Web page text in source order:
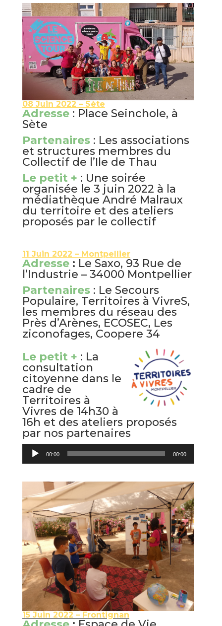
08 Juin 2022 – Sète
Adresse: Place Seinchole, à
Sète
Partenaires: Les associations
et structures membres du
Collectif de l’Ile de Thau
Le petit + : Une soirée
organisée le 3 juin 2022 à la
médiathèque André Malraux
du territoire et des ateliers
proposés par le collectif
11 Juin 2022 – Montpellier
Adresse: Le Saxo, 93 Rue de
l’Industrie – 34000 Montpellier
Partenaires: Le Secours
Populaire, Territoires à VivreS,
les membres du réseau des
Près d’Arènes, ECOSEC, Les
ziconofages, Coopere 34
Le petit + : La
consultation
citoyenne dans le
cadre de
Territoires à
Vivres de 14h30 à
16h et des ateliers proposés
par nos partenaires
Lecteur
audio
00:00 00:00
15 Juin 2022 – Frontignan